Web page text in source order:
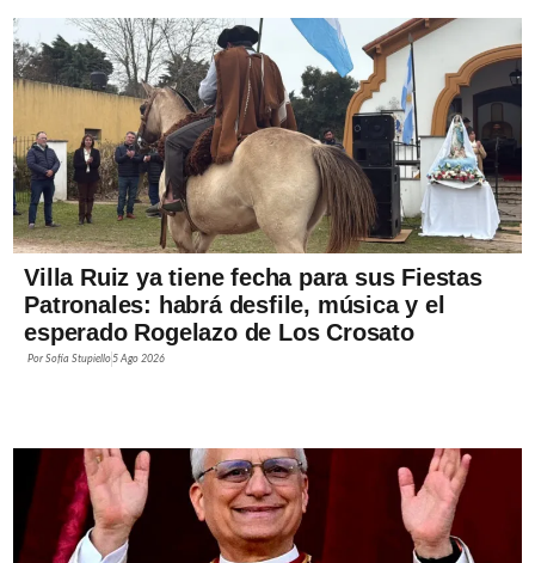
Villa Ruiz ya tiene fecha para sus Fiestas
Patronales: habrá desfile, música y el
esperado Rogelazo de Los Crosato
PorSofía Stupiello 5 Ago 2026